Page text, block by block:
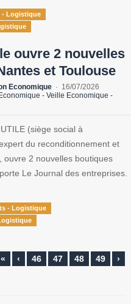
- Logistique
ouvre 2 nouvelles
et Toulouse
Economique
16/07/2026
- Veille Economique -
(siège social à
du reconditionnement et
ouvre 2 nouvelles boutiques
Le Journal des entreprises.
- Logistique
« ‹ 46 47 48 49 ›